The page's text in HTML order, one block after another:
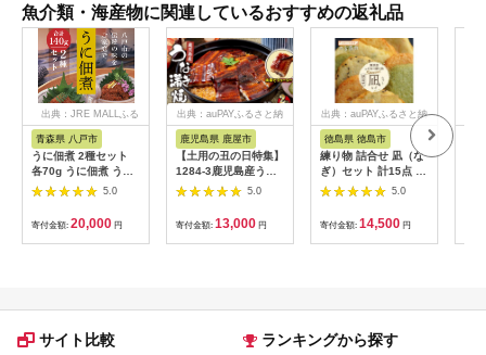
魚介類・海産物に関連しているおすすめの返礼品
出典：JRE MALLふる
さと納税
青森県 八戸市
うに佃煮 2種セット
各70g うに佃煮 うに
佃煮ゆず香味
5.0
寄付金額: 20,000 円
出典：auPAYふるさと納
鹿児島県 鹿屋市
【土用の丑の日特集】
1284-3鹿児島産うな
ぎ 合計
360g（180g×2尾）
清らかな地下水育
ち！ KN021-015-02
5.0
寄付金額: 13,000 円
出典：auPAYふるさと納
徳島県 徳島市
練り物 詰合せ 凪（な
ぎ）セット 計15点 フ
ィッシュカツ 竹ちく
わ 四宮蒲鉾の無添加
こだわり
5.0
寄付金額: 14,500 円
サイト比較 ランキングから探す